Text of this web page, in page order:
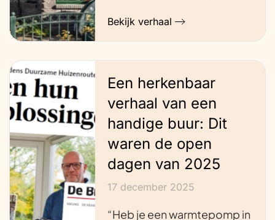
Bekijk verhaal
Een herkenbaar
verhaal van een
handige buur: Dit
waren de open
dagen van 2025
17 december 2025
“Heb je een warmtepomp in